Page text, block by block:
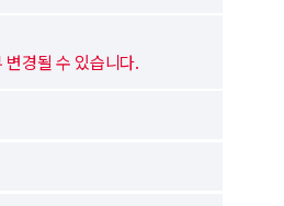
경될 수 있습니다.